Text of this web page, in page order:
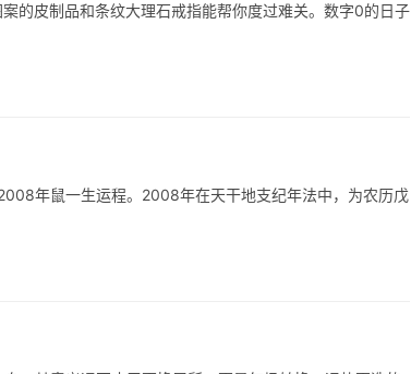
的皮制品和条纹大理石戒指能帮你度过难关。数字0的日子
年鼠一生运程。2008年在天干地支纪年法中，为农历戊